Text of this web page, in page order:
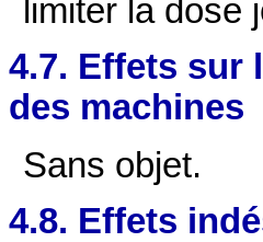
limiter la dose
4.7. Effets sur
des machines
Sans objet.
4.8. Effets